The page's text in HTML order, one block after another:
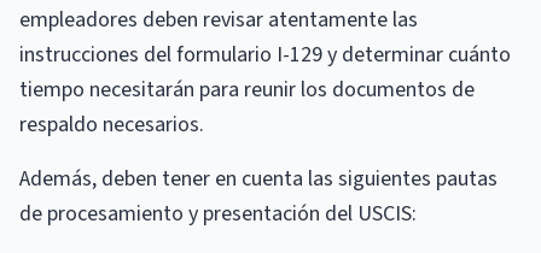
empleadores deben revisar atentamente las
instrucciones del formulario I-129 y determinar cuánto
tiempo necesitarán para reunir los documentos de
respaldo necesarios.
Además, deben tener en cuenta las siguientes pautas
de procesamiento y presentación del USCIS: